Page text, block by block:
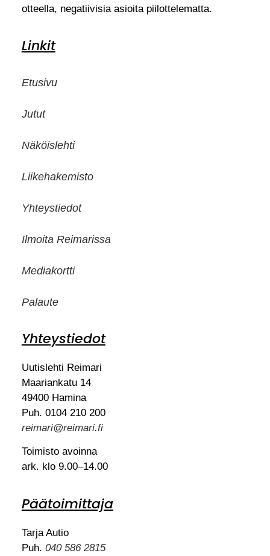
otteella, negatiivisia asioita piilottelematta.
Linkit
Etusivu
Jutut
Näköislehti
Liikehakemisto
Yhteystiedot
Ilmoita Reimarissa
Mediakortti
Palaute
Yhteystiedot
Uutislehti Reimari
Maariankatu 14
49400 Hamina
Puh. 0104 210 200
reimari@reimari.fi
Toimisto avoinna
ark. klo 9.00–14.00
Päätoimittaja
Tarja Autio
Puh. 040 586 2815